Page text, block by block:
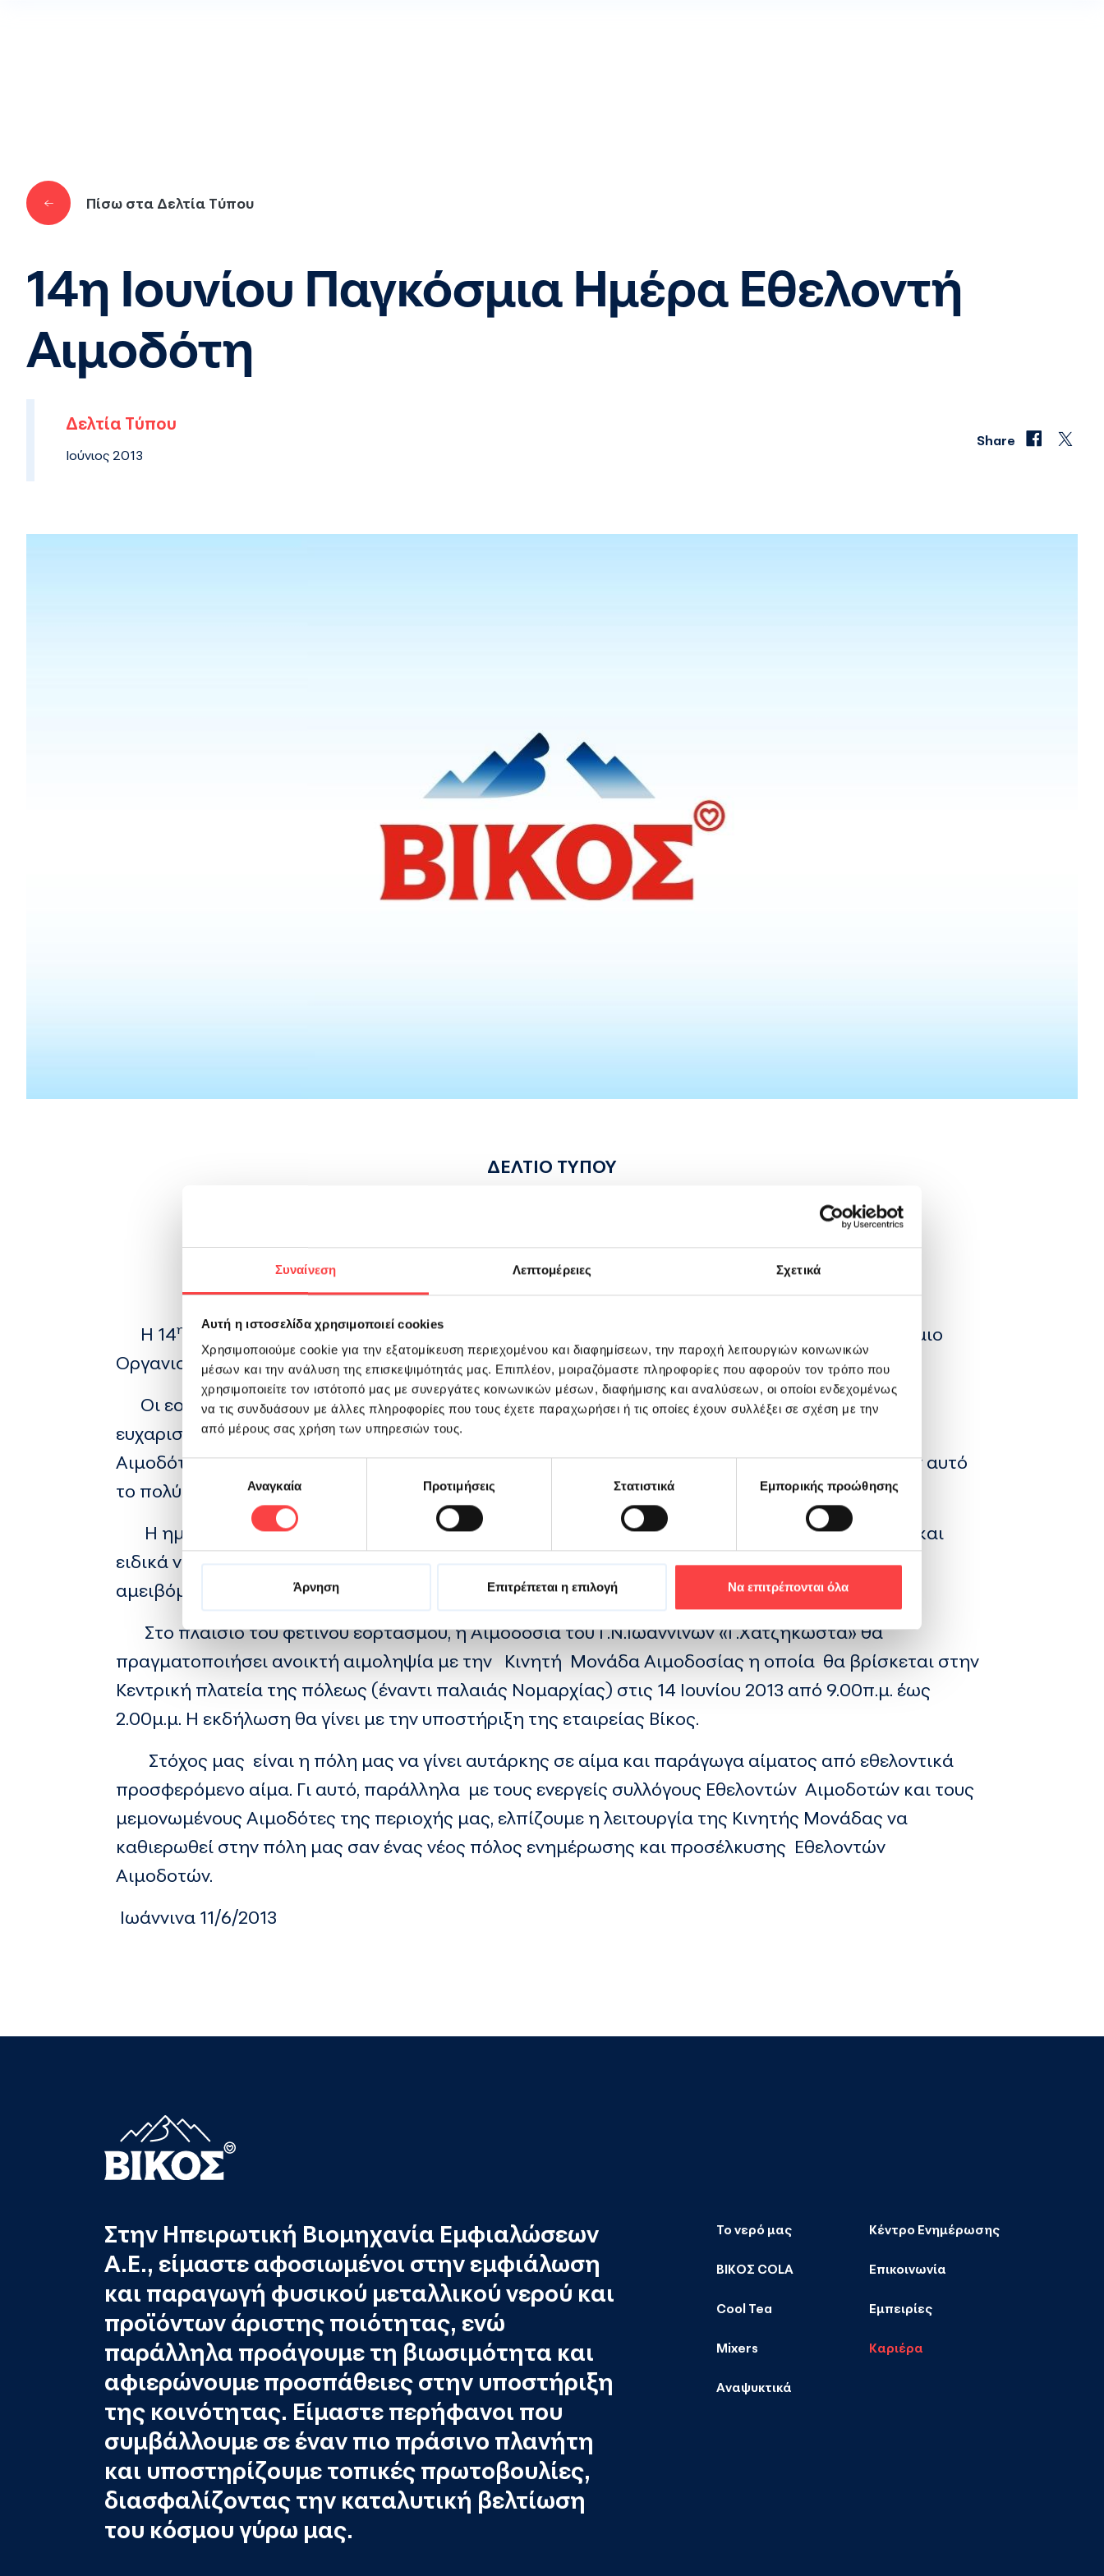
Συναίνεση Λεπτομέρειες Σχετικά
Αυτή η ιστοσελίδα χρησιμοποιεί cookies
Χρησιμοποιούμε cookie για την εξατομίκευση περιεχομένου και διαφημίσεων, την παροχή λειτουργιών κοινωνικών
μέσων και την ανάλυση της επισκεψιμότητάς μας. Επιπλέον, μοιραζόμαστε πληροφορίες που αφορούν τον τρόπο που
χρησιμοποιείτε τον ιστότοπό μας με συνεργάτες κοινωνικών μέσων, διαφήμισης και αναλύσεων, οι οποίοι ενδεχομένως
να τις συνδυάσουν με άλλες πληροφορίες που τους έχετε παραχωρήσει ή τις οποίες έχουν συλλέξει σε σχέση με την
από μέρους σας χρήση των υπηρεσιών τους.
Επιλογή
συγκατάθεσηςΑναγκαία Προτιμήσεις Στατιστικά Εμπορικής προώθησης
Άρνηση Επιτρέπεται η επιλογή Να επιτρέπονται όλα
Πίσω στα Δελτία Τύπου
14η Ιουνίου Παγκόσμια Ημέρα Εθελοντή
Αιμοδότη
Δελτία Τύπου
Ιούνιος 2013
Share
ΔΕΛΤΙΟ ΤΥΠΟΥ
14ηΙουνίου Παγκόσμια Ημέρα Εθελοντή Αιμοδότη
Η 14η
Ιουνίου έχει καθοριστεί ως Παγκόσμια Ημέρα του Εθελοντή Αιμοδότη από τον Παγκόσμιο
Οργανισμό Υγείας, τον Ερυθρό Σταυρό και την Ερυθρά Ημισέληνο.
Οι εορταστικές εκδηλώσεις της ημέρας αυτής, έχουν σαν μοναδικό στόχο, να απευθύνουν
ευχαριστίες σε όλους εκείνους τους ξεχωριστούς ανθρώπους, οι οποίοι ως τακτικοί Εθελοντές
Αιμοδότες αποτελούν τη βάση της παροχής ασφαλούς αίματος στη Χώρα μας και προσφέρουν αυτό
το πολύτιμο δώρο ζωής στους συνανθρώπους μας, χωρίς καμία ανταμοιβή.
Η ημέρα αυτή αποτελεί σημαντική ευκαιρία για την ενθάρρυνση περισσότερων ανθρώπων και
ειδικά νέων, να γίνουν τακτικοί Αιμοδότες, με σκοπό την προώθηση της εθελοντικής και μη
αμειβόμενης αιμοδοσίας.
Στο πλαίσιο του φετινού εορτασμού, η Αιμοδοσία του Γ.Ν.Ιωαννίνων «Γ.Χατζηκώστα» θα
πραγματοποιήσει ανοικτή αιμοληψία με την Κινητή Μονάδα Αιμοδοσίας η οποία θα βρίσκεται στην
Κεντρική πλατεία της πόλεως (έναντι παλαιάς Νομαρχίας) στις 14 Ιουνίου 2013 από 9.00π.μ. έως
2.00μ.μ. Η εκδήλωση θα γίνει με την υποστήριξη της εταιρείας Βίκος.
Στόχος μας είναι η πόλη μας να γίνει αυτάρκης σε αίμα και παράγωγα αίματος από εθελοντικά
προσφερόμενο αίμα. Γι αυτό, παράλληλα με τους ενεργείς συλλόγους Εθελοντών Αιμοδοτών και τους
μεμονωμένους Αιμοδότες της περιοχής μας, ελπίζουμε η λειτουργία της Κινητής Μονάδας να
καθιερωθεί στην πόλη μας σαν ένας νέος πόλος ενημέρωσης και προσέλκυσης Εθελοντών
Αιμοδοτών.
Ιωάννινα 11/6/2013
Στην Ηπειρωτική Βιομηχανία Εμφιαλώσεων
Α.Ε., είμαστε αφοσιωμένοι στην εμφιάλωση
και παραγωγή φυσικού μεταλλικού νερού και
προϊόντων άριστης ποιότητας, ενώ
παράλληλα προάγουμε τη βιωσιμότητα και
αφιερώνουμε προσπάθειες στην υποστήριξη
της κοινότητας. Είμαστε περήφανοι που
συμβάλλουμε σε έναν πιο πράσινο πλανήτη
και υποστηρίζουμε τοπικές πρωτοβουλίες,
διασφαλίζοντας την καταλυτική βελτίωση
του κόσμου γύρω μας.
Το νερό μας
ΒΙΚΟΣ COLA
Cool Tea
Mixers
Αναψυκτικά
Κέντρο Ενημέρωσης
Επικοινωνία
Εμπειρίες
Καριέρα